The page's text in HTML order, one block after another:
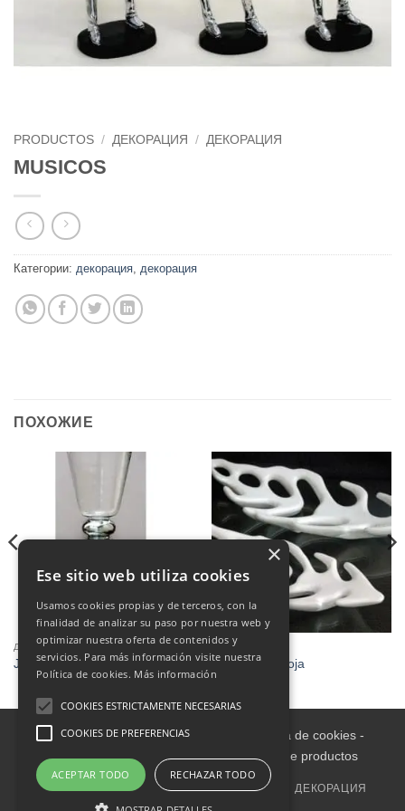
PRODUCTOS / ДЕКОРАЦИЯ / ДЕКОРАЦИЯ
MUSICOS
Категории: декорация, декорация
ПОХОЖИЕ
ДЕКОРАЦИЯ
Jarrón cristal
ДЕКОРАЦИЯ
Decoración hoja
Aviso legal-Política de Privacidad Política de cookies-
Condiciones informativas sobre catálogo de productos
ГЛАВНАЯ ВНУТРИ МЕБЕЛЬ ДЛЯ УЛИЦЫ
ДЕКОРАЦИЯ
×
Ese sitio web utiliza cookies
Usamos cookies propias y de terceros, con la
finalidad de analizar su paso por nuestra web y
optimizar nuestra oferta de contenidos y
servicios. Para más información visite nuestra
Política de cookies. Más información
COOKIES ESTRICTAMENTE NECESARIAS
COOKIES DE PREFERENCIAS
ACEPTAR TODO RECHAZAR TODO